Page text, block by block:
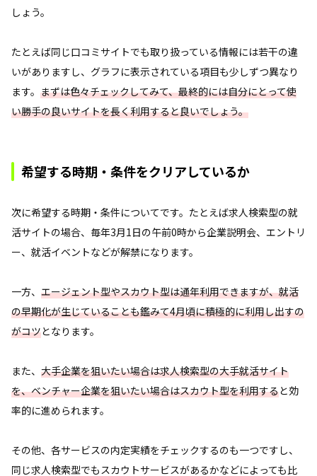
しょう。
たとえば同じ口コミサイトでも取り扱っている情報には若干の違
いがありますし、グラフに表示されている項目も少しずつ異なり
ます。 まずは色々チェックしてみて、最終的には自分にとって使
い勝手の良いサイトを長く利用すると良いでしょう。
希望する時期・条件をクリアしているか
次に希望する時期・条件についてです。たとえば求人検索型の就
活サイトの場合、毎年3月1日の午前0時から企業説明会、エントリ
ー、就活イベントなどが解禁になります。
一方、 エージェント型やスカウト型は通年利用できますが、就活
の早期化が生じていることも鑑みて4月頃に積極的に利用し出すの
がコツとなります。
また、 大手企業を狙いたい場合は求人検索型の大手就活サイト
を、ベンチャー企業を狙いたい場合はスカウト型を利用すると効
率的に進められます。
その他、各サービスの内定実績をチェックするのも一つですし、
同じ求人検索型でもスカウトサービスがあるかなどによっても比